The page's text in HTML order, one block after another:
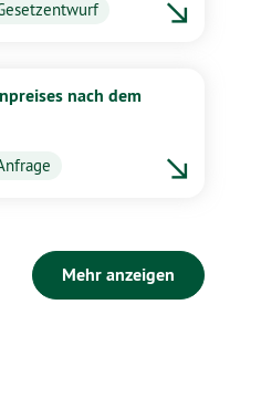
nach dem
Mehr anzeigen